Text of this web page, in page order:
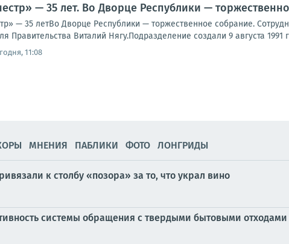
— 35 лет. Во Дворце Республики —
— 35 летВо Дворце Республики — торжественное собрание.
Правительства Виталий Нягу.Подразделение создали 9 августа 1991
11:08
МНЕНИЯ ПАБЛИКИ ФОТО ЛОНГРИДЫ
к столбу «позора» за то, что украл вино
системы обращения с твердыми бытовыми